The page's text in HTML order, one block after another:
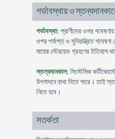
গর্ভাবস্থায় ও
গর্ভাবস্থা: প্রাণীদের ওপর
ওপর পর্যাপ্ত ও সুনিয়ন্ত্রিত
মায়ের স্টেরয়েড গ্রহণের ইতিহাস
স্তন্যদানকাল: সিস্টেমিক
উৎপাদনে বাধা দিতে পারে। তাই
নিতে হবে।
সতর্কতা